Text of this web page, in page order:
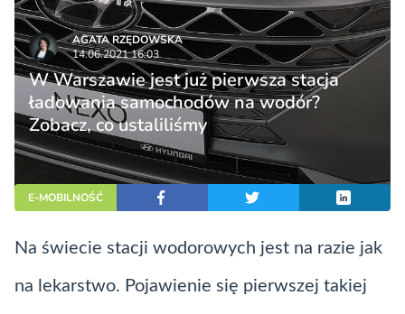
AGATA RZĘDOWSKA
14.06.2021 16:03
W Warszawie jest już pierwsza stacja
ładowania samochodów na wodór?
Zobacz, co ustaliliśmy
E-MOBILNOŚĆ
Na świecie stacji wodorowych jest na razie jak
na lekarstwo. Pojawienie się pierwszej takiej